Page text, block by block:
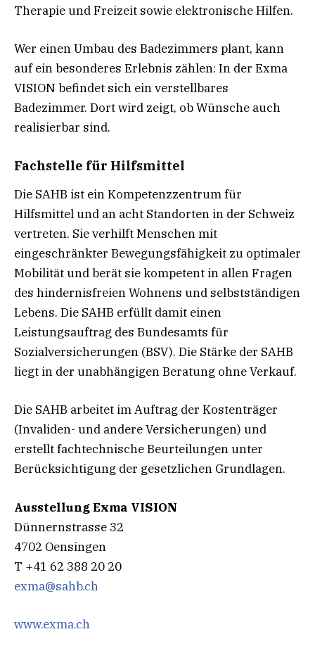
Therapie und Freizeit sowie elektronische Hilfen.
Wer einen Umbau des Badezimmers plant, kann
auf ein besonderes Erlebnis zählen: In der Exma
VISION befindet sich ein verstellbares
Badezimmer. Dort wird zeigt, ob Wünsche auch
realisierbar sind.
Fachstelle für Hilfsmittel
Die SAHB ist ein Kompetenzzentrum für
Hilfsmittel und an acht Standorten in der Schweiz
vertreten. Sie verhilft Menschen mit
eingeschränkter Bewegungsfähigkeit zu optimaler
Mobilität und berät sie kompetent in allen Fragen
des hindernisfreien Wohnens und selbstständigen
Lebens. Die SAHB erfüllt damit einen
Leistungsauftrag des Bundesamts für
Sozialversicherungen (BSV). Die Stärke der SAHB
liegt in der unabhängigen Beratung ohne Verkauf.
Die SAHB arbeitet im Auftrag der Kostenträger
(Invaliden- und andere Versicherungen) und
erstellt fachtechnische Beurteilungen unter
Berücksichtigung der gesetzlichen Grundlagen.
Ausstellung Exma VISION
Dünnernstrasse 32
4702 Oensingen
T +41 62 388 20 20
exma@sahb.ch
www.exma.ch